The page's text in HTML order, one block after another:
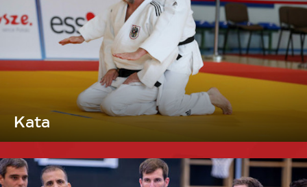
Kata